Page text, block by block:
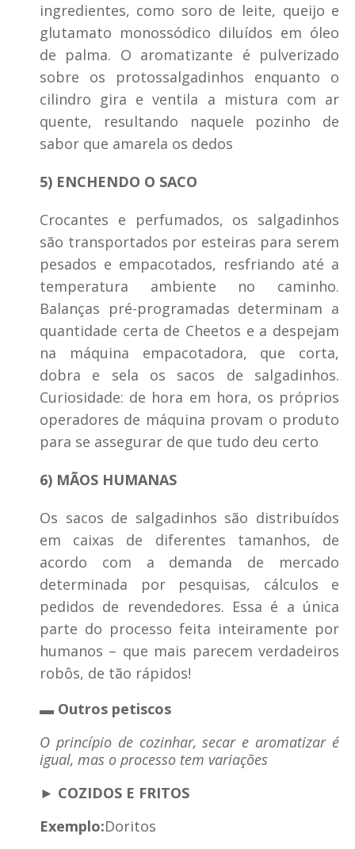
ingredientes, como soro de leite, queijo e
glutamato monossódico diluídos em óleo
de palma. O aromatizante é pulverizado
sobre os protossalgadinhos enquanto o
cilindro gira e ventila a mistura com ar
quente, resultando naquele pozinho de
sabor que amarela os dedos
5) ENCHENDO O SACO
Crocantes e perfumados, os salgadinhos
são transportados por esteiras para serem
pesados e empacotados, resfriando até a
temperatura ambiente no caminho.
Balanças pré-programadas determinam a
quantidade certa de Cheetos e a despejam
na máquina empacotadora, que corta,
dobra e sela os sacos de salgadinhos.
Curiosidade: de hora em hora, os próprios
operadores de máquina provam o produto
para se assegurar de que tudo deu certo
6) MÃOS HUMANAS
Os sacos de salgadinhos são distribuídos
em caixas de diferentes tamanhos, de
acordo com a demanda de mercado
determinada por pesquisas, cálculos e
pedidos de revendedores. Essa é a única
parte do processo feita inteiramente por
humanos – que mais parecem verdadeiros
robôs, de tão rápidos!
▬ Outros petiscos
O princípio de cozinhar, secar e aromatizar é
igual, mas o processo tem variações
► COZIDOS E FRITOS
Exemplo:Doritos